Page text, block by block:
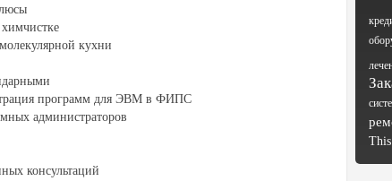
кухни
программ для ЭВМ в ФИПС
администраторов
консультаций